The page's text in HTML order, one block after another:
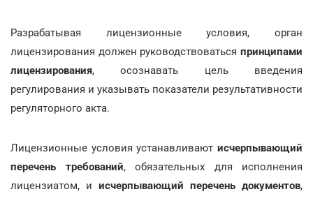
Разрабатывая лицензионные условия, орган
лицензирования должен руководствоваться принципами
лицензирования, осознавать цель введения
регулирования и указывать показатели результативности
регуляторного акта.
Лицензионные условия устанавливают исчерпывающий
перечень требований, обязательных для исполнения
лицензиатом, и исчерпывающий перечень документов,